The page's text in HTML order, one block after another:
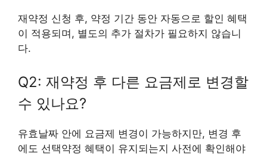
재약정 신청 후, 약정 기간 동안 자동으로 할인 혜택
이 적용되며, 별도의 추가 절차가 필요하지 않습니
다.
Q2: 재약정 후 다른 요금제로 변경할
수 있나요?
유효날짜 안에 요금제 변경이 가능하지만, 변경 후
에도 선택약정 혜택이 유지되는지 사전에 확인해야